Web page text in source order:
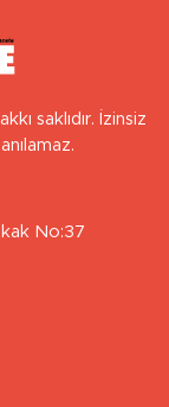
saklıdır. İzinsiz
No:37